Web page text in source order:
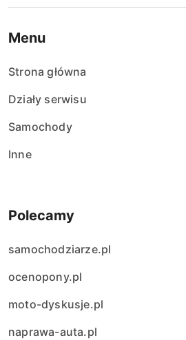
Menu
Strona główna
Działy serwisu
Samochody
Inne
Polecamy
samochodziarze.pl
ocenopony.pl
moto-dyskusje.pl
naprawa-auta.pl